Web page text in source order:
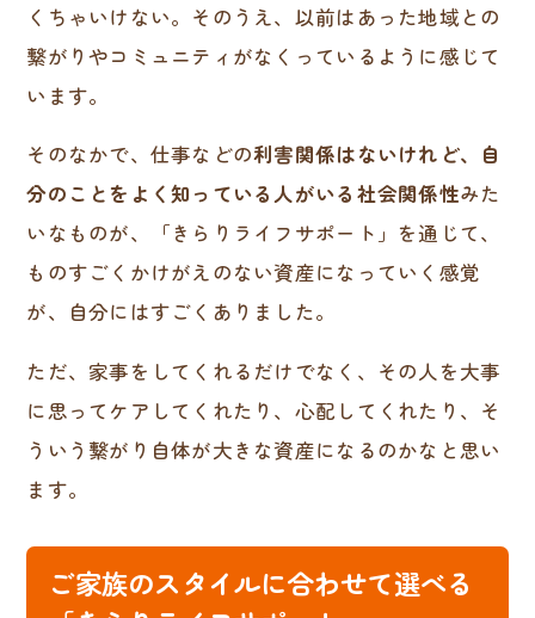
くちゃいけない。そのうえ、以前はあった地域との
繋がりやコミュニティがなくっているように感じて
います。
そのなかで、仕事などの利害関係はないけれど、自
分のことをよく知っている人がいる社会関係性みた
いなものが、「きらりライフサポート」を通じて、
ものすごくかけがえのない資産になっていく感覚
が、自分にはすごくありました。
ただ、家事をしてくれるだけでなく、その人を大事
に思ってケアしてくれたり、心配してくれたり、そ
ういう繋がり自体が大きな資産になるのかなと思い
ます。
ご家族のスタイルに合わせて選べる